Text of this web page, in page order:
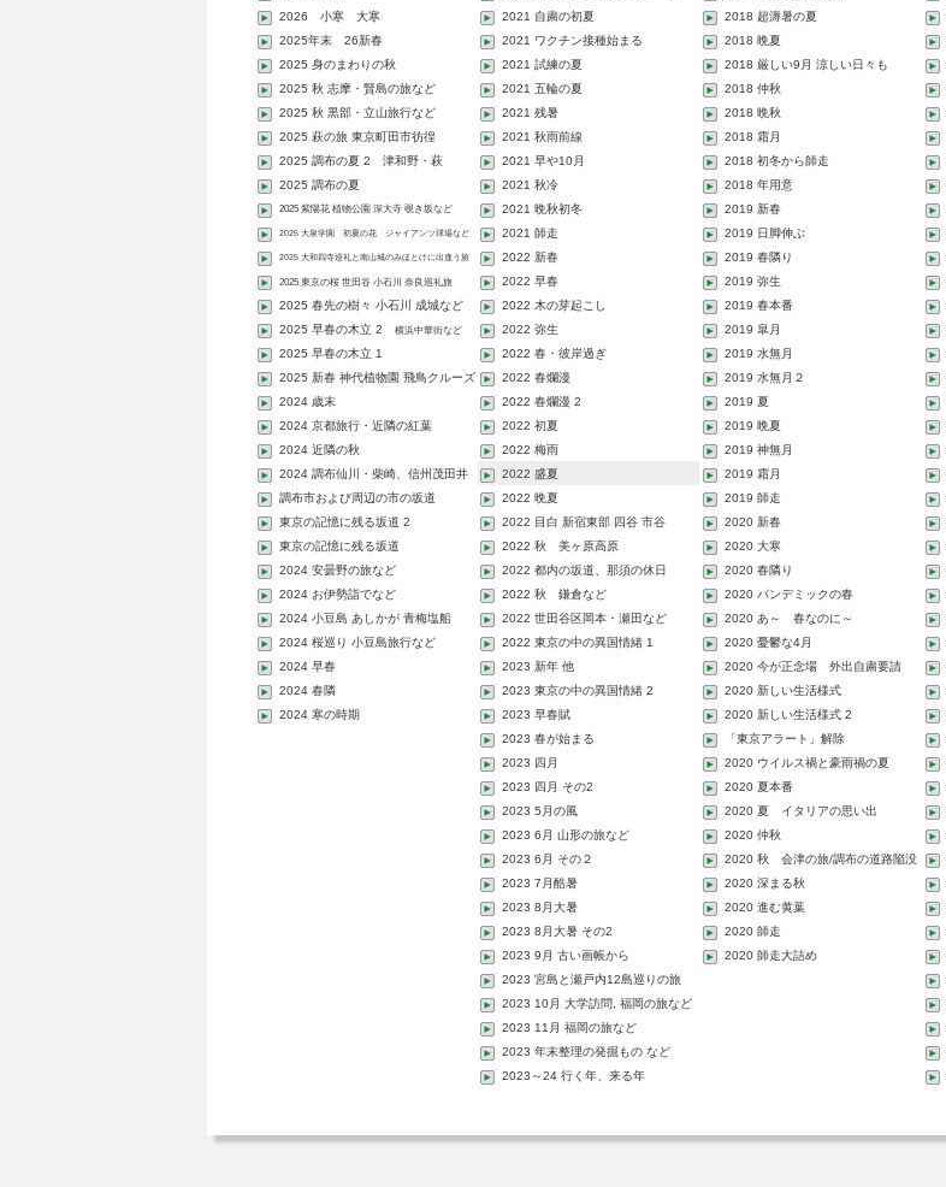
2026 小寒 大寒
2025年末 26新春
2025 身のまわりの秋
2025 秋 志摩・賢島の旅など
2025 秋 黒部・立山旅行など
2025 萩の旅 東京町田市彷徨
2025 調布の夏 2 津和野・萩
2025 調布の夏
2025 紫陽花 植物公園 深大寺 覗き坂など
2025 大泉学園 初夏の花 ジャイアンツ球場など
2025 大和四寺巡礼と南山城のみほとけに出逢う旅
2025 東京の桜 世田谷 小石川 奈良巡礼旅
2025 春先の樹々 小石川 成城など
2025 早春の木立 2 横浜中華街など
2025 早春の木立 1
2025 新春 神代植物園 飛鳥クルーズ
など
2024 歳末
2024 京都旅行・近隣の紅葉
2024 近隣の秋
2024 調布仙川・柴崎、信州茂田井
宿...
調布市および周辺の市の坂道
東京の記憶に残る坂道 2
東京の記憶に残る坂道
2024 安曇野の旅など
2024 お伊勢詣でなど
2024 小豆島 あしかが 青梅塩船
2024 桜巡り 小豆島旅行など
2024 早春
2024 春隣
2024 寒の時期
2021 自粛の初夏
2021 ワクチン接種始まる
2021 試練の夏
2021 五輪の夏
2021 残暑
2021 秋雨前線
2021 早や10月
2021 秋冷
2021 晩秋初冬
2021 師走
2022 新春
2022 早春
2022 木の芽起こし
2022 弥生
2022 春・彼岸過ぎ
2022 春爛漫
2022 春爛漫 2
2022 初夏
2022 梅雨
2022 盛夏
2022 晩夏
2022 目白 新宿東部 四谷 市谷
2022 秋 美ヶ原高原
2022 都内の坂道、那須の休日
2022 秋 鎌倉など
2022 世田谷区岡本・瀬田など
2022 東京の中の異国情緒 1
2023 新年 他
2023 東京の中の異国情緒 2
2023 早春賦
2023 春が始まる
2023 四月
2023 四月 その2
2023 5月の風
2023 6月 山形の旅など
2023 6月 その２
2023 7月酷暑
2023 8月大暑
2023 8月大暑 その2
2023 9月 古い画帳から
2023 宮島と瀬戸内12島巡りの旅
2023 10月 大学訪問, 福岡の旅など
2023 11月 福岡の旅など
2023 年末整理の発掘もの など
2023～24 行く年、来る年
2018 超溽暑の夏
2018 晩夏
2018 厳しい9月 涼しい日々も
2018 仲秋
2018 晩秋
2018 霜月
2018 初冬から師走
2018 年用意
2019 新春
2019 日脚伸ぶ
2019 春隣り
2019 弥生
2019 春本番
2019 皐月
2019 水無月
2019 水無月２
2019 夏
2019 晩夏
2019 神無月
2019 霜月
2019 師走
2020 新春
2020 大寒
2020 春隣り
2020 パンデミックの春
2020 あ～ 春なのに～
2020 憂鬱な4月
2020 今が正念場 外出自粛要請
2020 新しい生活様式
2020 新しい生活様式 2
「東京アラート」解除
2020 ウイルス禍と豪雨禍の夏
2020 夏本番
2020 夏 イタリアの思い出
2020 仲秋
2020 秋 会津の旅/調布の道路陥没
事故
2020 深まる秋
2020 進む黄葉
2020 師走
2020 師走大詰め